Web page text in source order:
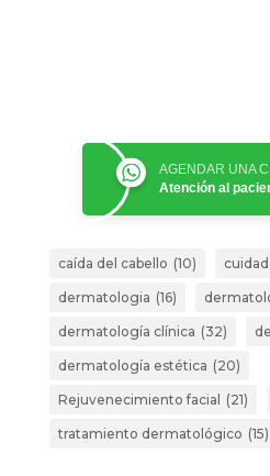
AGENDAR UNA
Atención al
caída del cabello (10)
dermatologia (16)
dermatología clínica (32)
dermatología estética (20)
Rejuvenecimiento facial (21)
tratamiento dermatológico (15)